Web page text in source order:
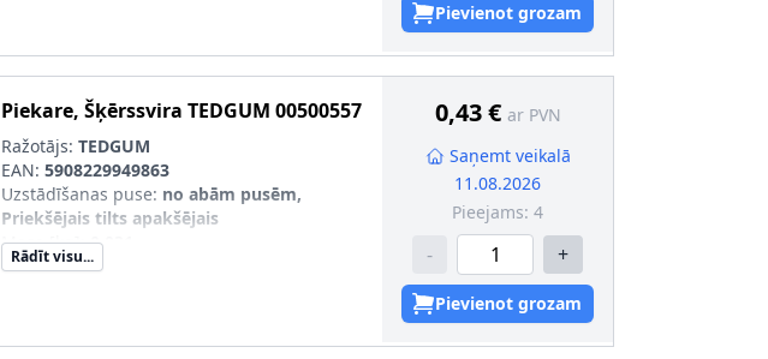
Pievienot grozam
Piekare, Šķērssvira TEDGUM 00500557
Ražotājs: TEDGUM
EAN: 5908229949863
Uzstādīšanas puse: no abām pusēm,
Priekšējais tilts apakšējais
Masa [kg]:0,031
nepieciešamais daudzums
Rādīt visu...
0,43 € ar PVN
Saņemt veikalā
11.08.2026
Pieejams: 4
- +
Pievienot grozam